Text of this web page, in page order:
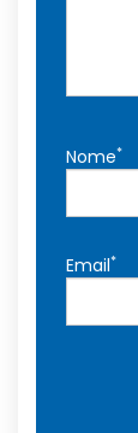
Nome*
Email*